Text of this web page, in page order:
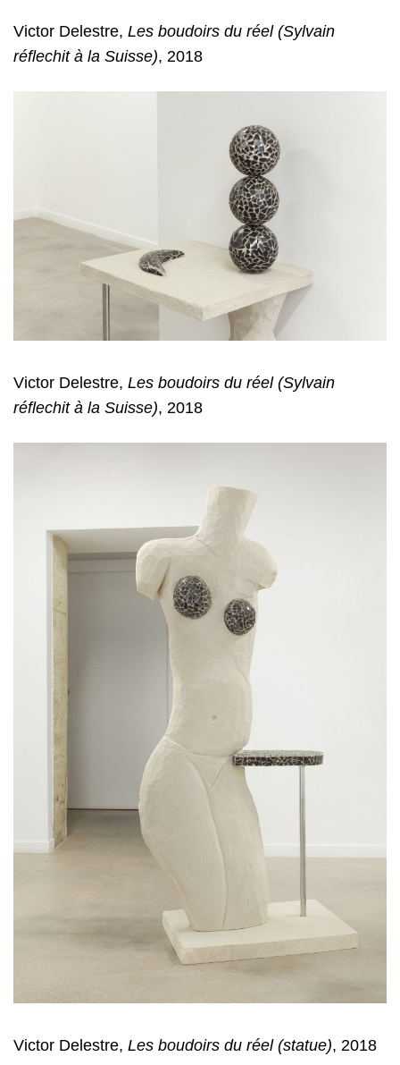
Victor Delestre, Les boudoirs du réel (Sylvain
réflechit à la Suisse), 2018
Victor Delestre, Les boudoirs du réel (Sylvain
réflechit à la Suisse), 2018
Victor Delestre, Les boudoirs du réel (statue), 2018